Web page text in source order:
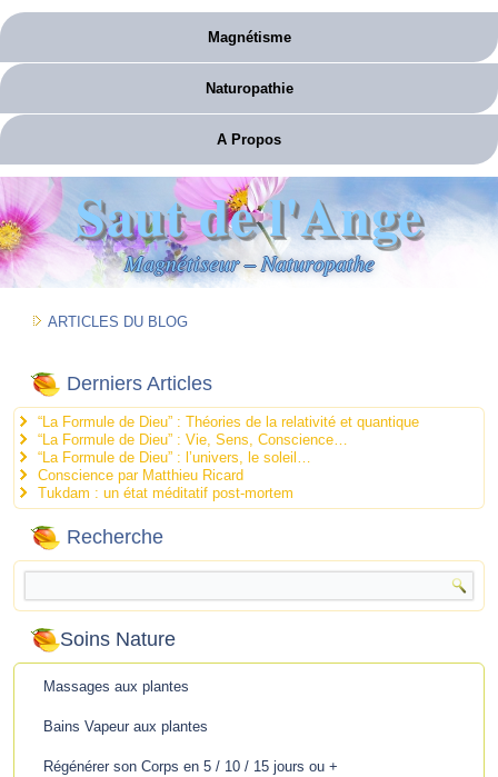
Magnétisme
Naturopathie
A Propos
Saut de l'Ange
Magnétiseur – Naturopathe
ARTICLES DU BLOG
Derniers Articles
“La Formule de Dieu” : Théories de la relativité et quantique
“La Formule de Dieu” : Vie, Sens, Conscience…
“La Formule de Dieu” : l’univers, le soleil…
Conscience par Matthieu Ricard
Tukdam : un état méditatif post-mortem
Recherche
Soins Nature
Massages aux plantes
Bains Vapeur aux plantes
Régénérer son Corps en 5 / 10 / 15 jours ou +